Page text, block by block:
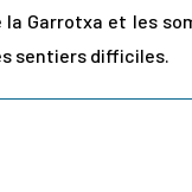
la Garrotxa et les
sentiers difficiles.